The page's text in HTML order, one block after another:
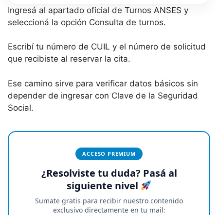
Ingresá al apartado oficial de Turnos ANSES y
seleccioná la opción Consulta de turnos.
Escribí tu número de CUIL y el número de solicitud
que recibiste al reservar la cita.
Ese camino sirve para verificar datos básicos sin
depender de ingresar con Clave de la Seguridad
Social.
ACCESO PREMIUM
¿Resolviste tu duda? Pasá al
siguiente nivel
Sumate gratis para recibir nuestro contenido
exclusivo directamente en tu mail: